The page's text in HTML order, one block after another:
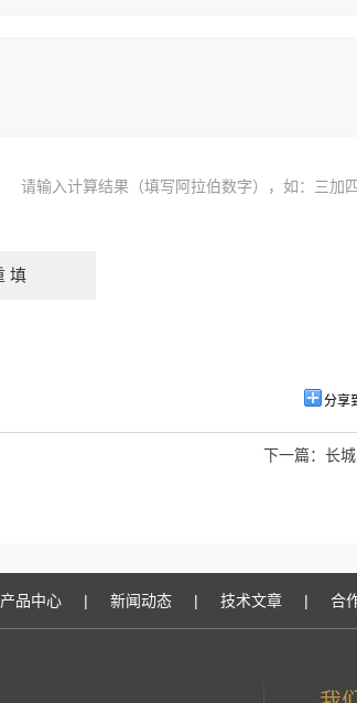
请输入计算结果（填写阿拉伯数字），如：三加
分享
下一篇： 长
产品中心 | 新闻动态 | 技术文章 | 合